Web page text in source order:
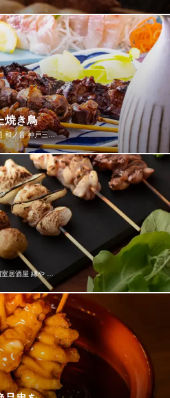
三宮駅 徒歩3分
大山どり」を使用した焼き鳥をご
きれいな空気と水でのびのびスト
脂乗りのバランスがよく、栄養た
縮された鶏肉を一本一本職人が技
！楽蔵にいらした際は是非ご堪能
神戸三宮駅前店
札口 徒歩3分
北野坂壱番館4・5F
焼き鳥
和ノ音 神戸三…
ます。外はカリッと、中はジュー
れと合わせることで、口の中で広
こんなにも美味しく感じられる瞬
海鮮 飲み放題 和ノ音 神戸三宮
三宮駅 徒歩1分
神戸三宮セントラルビル3F
居酒屋 縁や …
串打ちし、部位ごとに最適な火加
上げています。外は香ばしく中は
に旨みが広がる味わいが特長。
鳥 海鮮 全席個室居酒屋 縁や 神戸